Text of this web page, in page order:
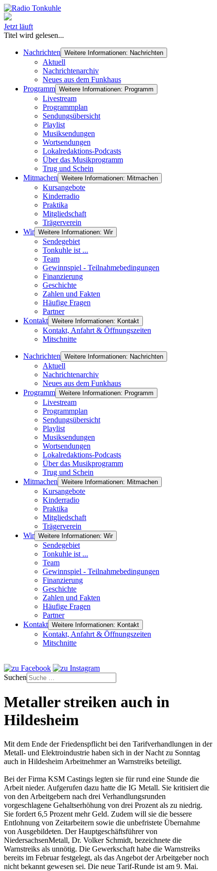
Jetzt läuft
Titel wird gelesen...
Nachrichten Weitere Informationen: Nachrichten
Aktuell
Nachrichtenarchiv
Neues aus dem Funkhaus
Programm Weitere Informationen: Programm
Livestream
Programmplan
Sendungsübersicht
Playlist
Musiksendungen
Wortsendungen
Lokalredaktions-Podcasts
Über das Musikprogramm
Trug und Schein
Mitmachen Weitere Informationen: Mitmachen
Kursangebote
Kinderradio
Praktika
Mitgliedschaft
Trägerverein
Wir Weitere Informationen: Wir
Sendegebiet
Tonkuhle ist ...
Team
Gewinnspiel - Teilnahmebedingungen
Finanzierung
Geschichte
Zahlen und Fakten
Häufige Fragen
Partner
Kontakt Weitere Informationen: Kontakt
Kontakt, Anfahrt & Öffnungszeiten
Mitschnitte
Nachrichten Weitere Informationen: Nachrichten
Aktuell
Nachrichtenarchiv
Neues aus dem Funkhaus
Programm Weitere Informationen: Programm
Livestream
Programmplan
Sendungsübersicht
Playlist
Musiksendungen
Wortsendungen
Lokalredaktions-Podcasts
Über das Musikprogramm
Trug und Schein
Mitmachen Weitere Informationen: Mitmachen
Kursangebote
Kinderradio
Praktika
Mitgliedschaft
Trägerverein
Wir Weitere Informationen: Wir
Sendegebiet
Tonkuhle ist ...
Team
Gewinnspiel - Teilnahmebedingungen
Finanzierung
Geschichte
Zahlen und Fakten
Häufige Fragen
Partner
Kontakt Weitere Informationen: Kontakt
Kontakt, Anfahrt & Öffnungszeiten
Mitschnitte
Suchen
Metaller streiken auch in
Hildesheim
Mit dem Ende der Friedenspflicht bei den Tarifverhandlungen in der
Metall- und Elektroindustrie haben sich in der Nacht zu Sonntag
auch in Hildesheim Arbeitnehmer an Warnstreiks beteiligt.
Bei der Firma KSM Castings legten sie für rund eine Stunde die
Arbeit nieder. Aufgerufen dazu hatte die IG Metall. Sie kritisiert die
von den Arbeitgebern nach drei Verhandlungsrunden
vorgeschlagene Gehaltserhöhung von drei Prozent als zu niedrig.
Sie fordert 6,5 Prozent mehr Geld. Zudem will sie die bessere
Entlohnung von Zeitarbeitern sowie die unbefristete Übernahme
von Ausgebildeten. Der Hauptgeschäftsführer von
NiedersachsenMetall, Dr. Volker Schmidt, bezeichnete die
Warnstreiks als unnötig. Die Gewerkschaft habe die Warnstreiks
bereits im Februar festgelegt, als das Angebot der Arbeitgeber noch
nicht bekannt gewesen sei. Die neue Tarif-Runde ist am 9. Mai.